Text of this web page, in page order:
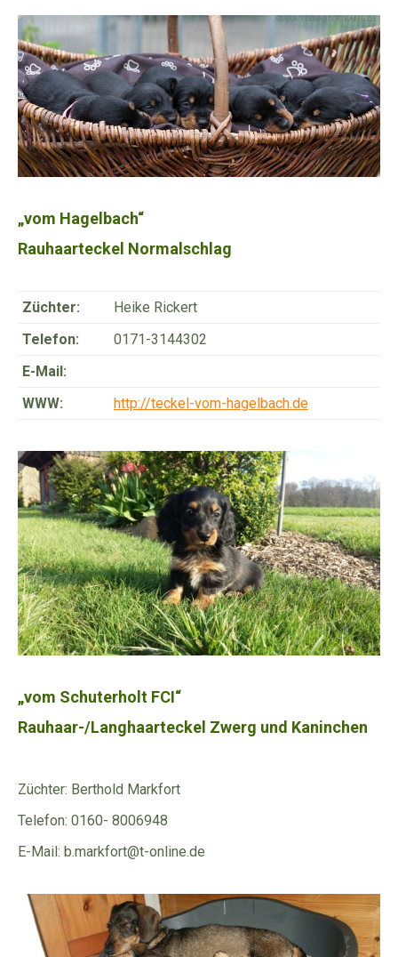
„vom Hagelbach“
Rauhaarteckel Normalschlag
Züchter:
Heike Rickert
Telefon:
0171-3144302
E-Mail:
WWW:
http://teckel-vom-hagelbach.de
„vom Schuterholt FCI“
Rauhaar-/Langhaarteckel Zwerg und Kaninchen
Züchter: Berthold Markfort
Telefon: 0160- 8006948
E-Mail: b.markfort@t-online.de